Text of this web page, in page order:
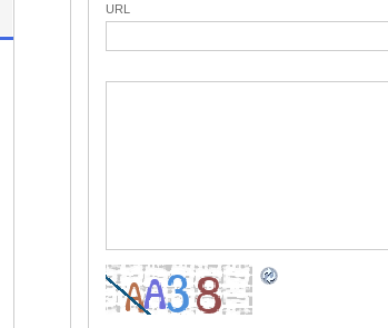
URL